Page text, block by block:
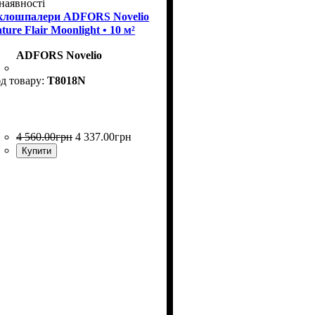
ADFORS Novelio
Flair Moonlight • 10 м²
ADFORS Novelio
T8018N
4 560.00грн 4 337.00грн
Купити